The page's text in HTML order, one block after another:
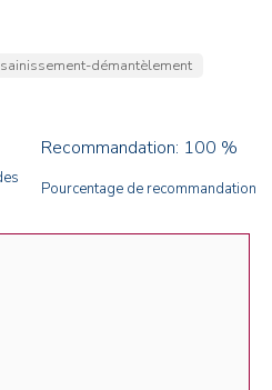
démantèlement
Recommandation: 100 %
Pourcentage de recommandation